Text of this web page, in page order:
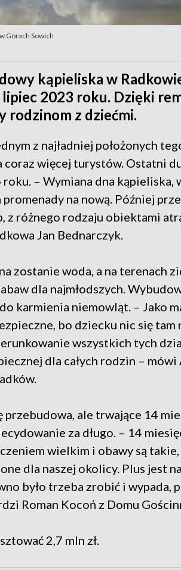
Górach Sowich
kąpieliska w
2023 roku. Dzięki
rodzinom z dziećmi.
z najładniej położonych
coraz więcej turystów. Ostatni
– Wymiana dna kąpieliska,
promenady na nową. Później
z różnego rodzaju obiektami
Jan Bednarczyk.
zostanie woda, a na terenach
dla najmłodszych.
karmienia niemowląt. – Jako
bo dziecku nic się tam
wszystkich tych
dla całych rodzin –
ale trwające 14
za długo. – 14
wielkim i obawy są
dla naszej okolicy. Plus jest
było trzeba zrobić i wypada,
Roman Kocoń z Domu
2,7 mln zł.